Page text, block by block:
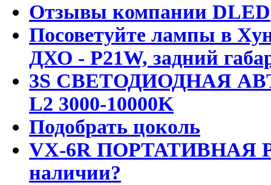
Отзывы компании DLED
Посоветуйте лампы в
ДХО - P21W, задний
3S СВЕТОДИОДНАЯ
L2 3000-10000K
Подобрать цоколь
VX-6R ПОРТАТИВНАЯ
наличии?